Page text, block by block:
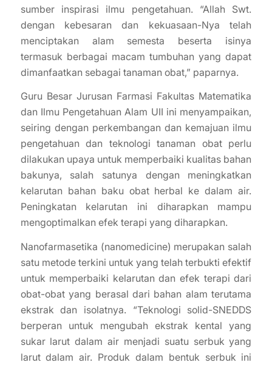
sumber inspirasi ilmu pengetahuan. “Allah Swt.
dengan kebesaran dan kekuasaan-Nya telah
menciptakan alam semesta beserta isinya
termasuk berbagai macam tumbuhan yang dapat
dimanfaatkan sebagai tanaman obat,” paparnya.
Guru Besar Jurusan Farmasi Fakultas Matematika
dan Ilmu Pengetahuan Alam UII ini menyampaikan,
seiring dengan perkembangan dan kemajuan ilmu
pengetahuan dan teknologi tanaman obat perlu
dilakukan upaya untuk memperbaiki kualitas bahan
bakunya, salah satunya dengan meningkatkan
kelarutan bahan baku obat herbal ke dalam air.
Peningkatan kelarutan ini diharapkan mampu
mengoptimalkan efek terapi yang diharapkan.
Nanofarmasetika (nanomedicine) merupakan salah
satu metode terkini untuk yang telah terbukti efektif
untuk memperbaiki kelarutan dan efek terapi dari
obat-obat yang berasal dari bahan alam terutama
ekstrak dan isolatnya. “Teknologi solid-SNEDDS
berperan untuk mengubah ekstrak kental yang
sukar larut dalam air menjadi suatu serbuk yang
larut dalam air. Produk dalam bentuk serbuk ini